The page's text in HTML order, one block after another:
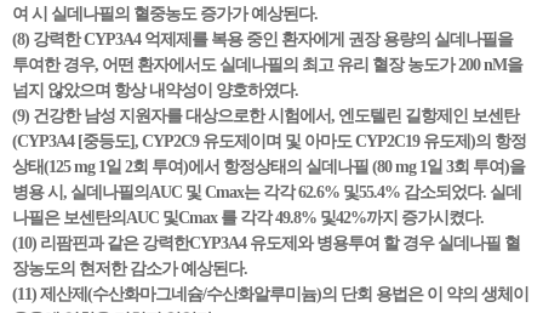
여 시 실데나필의 혈중농도 증가가 예상된다.
(8) 강력한 CYP3A4 억제제를 복용 중인 환자에게 권장 용량의 실데나필을
투여한 경우, 어떤 환자에서도 실데나필의 최고 유리 혈장 농도가 200 nM을
넘지 않았으며 항상 내약성이 양호하였다.
(9) 건강한 남성 지원자를 대상으로한 시험에서, 엔도텔린 길항제인 보센탄
(CYP3A4 [중등도], CYP2C9 유도제이며 및 아마도 CYP2C19 유도제)의 항정
상태(125 mg 1일 2회 투여)에서 항정상태의 실데나필 (80 mg 1일 3회 투여)을
병용 시, 실데나필의AUC 및 Cmax는 각각 62.6% 및55.4% 감소되었다. 실데
나필은 보센탄의AUC 및Cmax 를 각각 49.8% 및42%까지 증가시켰다.
(10) 리팜핀과 같은 강력한CYP3A4 유도제와 병용투여 할 경우 실데나필 혈
장농도의 현저한 감소가 예상된다.
(11) 제산제(수산화마그네슘/수산화알루미늄)의 단회 용법은 이 약의 생체이